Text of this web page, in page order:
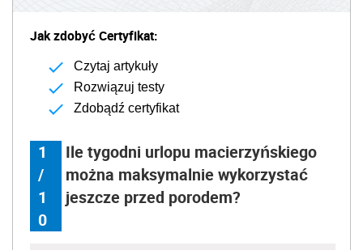
Jak zdobyć Certyfikat:
Czytaj artykuły
Rozwiązuj testy
Zdobądź certyfikat
1
/
1
0
Ile tygodni urlopu macierzyńskiego
można maksymalnie wykorzystać
jeszcze przed porodem?